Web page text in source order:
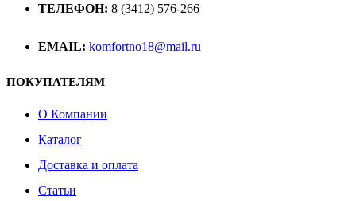
ТЕЛЕФОН: 8 (3412) 576-266
EMAIL: komfortno18@mail.ru
ПОКУПАТЕЛЯМ
О Компании
Каталог
Доставка и оплата
Статьи